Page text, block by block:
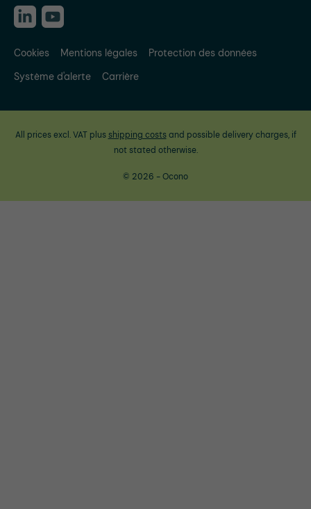
Cookies Mentions légales
Protection des données
Système d'alerte
Carrière
All prices excl. VAT plus shipping costsand possible delivery charges, if
not stated otherwise.
© 2026 - Ocono